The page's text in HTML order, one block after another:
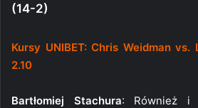
(14-2)
Kursy UNIBET: Chris Weidman vs.
2.10
Bartłomiej Stachura: Również i